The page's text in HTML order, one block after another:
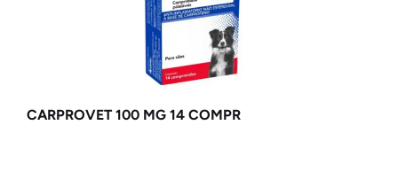
CARPROVET 100 MG 14 COMPR